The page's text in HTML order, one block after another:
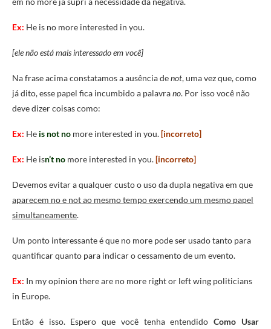
Ex: He is no more interested in you.
[ele não está mais interessado em você]
Na frase acima constatamos a ausência denot, uma vez que, como
já dito, esse papel fica incumbido a palavrano. Por isso você não
deve dizer coisas como:
Ex: He is not no more interested in you.[incorreto]
Ex: He isn’t no more interested in you.[incorreto]
Devemos evitar a qualquer custo o uso da dupla negativa em que
aparecem no e not ao mesmo tempo exercendo um mesmo papel
simultaneamente.
Um ponto interessante é que no more pode ser usado tanto para
quantificar quanto para indicar o cessamento de um evento.
Ex: In my opinion there are no more right or left wing politicians
in Europe.
Então é isso. Espero que você tenha entendidoComo Usar